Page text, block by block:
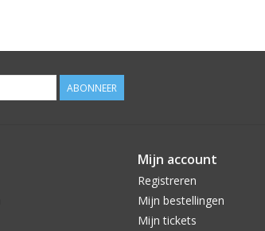
ABONNEER
Mijn account
Registreren
Mijn bestellingen
Mijn tickets